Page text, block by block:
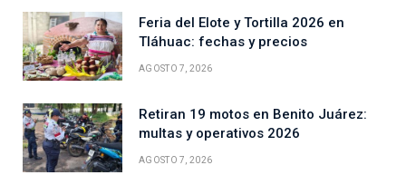
Feria del Elote y Tortilla 2026 en
Tláhuac: fechas y precios
AGOSTO 7, 2026
Retiran 19 motos en Benito Juárez:
multas y operativos 2026
AGOSTO 7, 2026